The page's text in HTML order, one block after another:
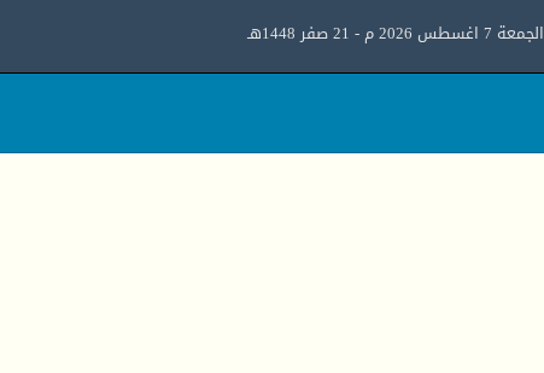
الجمعة 7 اغسطس 2026 م - 21 صفر 1448هـ